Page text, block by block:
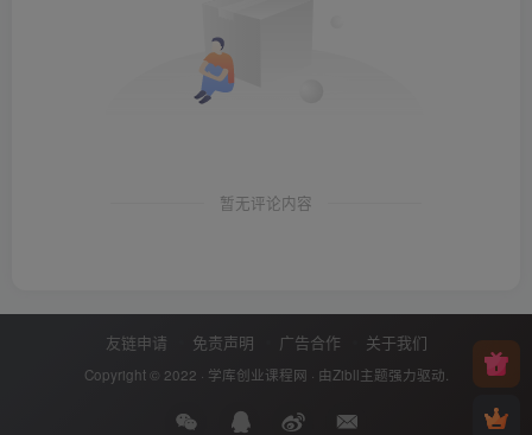
暂无评论内容
友链申请 免责声明 广告合作 关于我们
Copyright © 2022 · 学库创业课程网 · 由Zibll主题强力驱动.